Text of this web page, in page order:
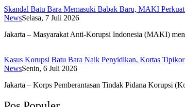
Skandal Batu Bara Memasuki Babak Baru, MAKI
NewsSelasa, 7 Juli 2026
Jakarta – Masyarakat Anti-Korupsi Indonesia (MAKI)
Kasus Korupsi Batu Bara Naik Penyidikan, Kortas
NewsSenin, 6 Juli 2026
Jakarta – Korps Pemberantasan Tindak Pidana Korupsi